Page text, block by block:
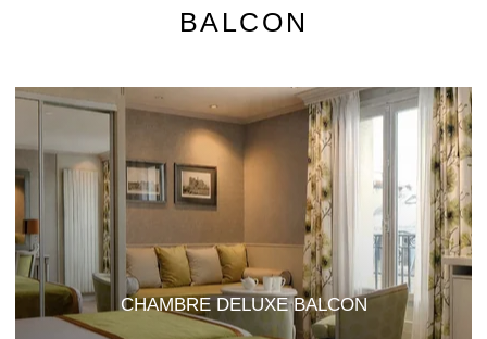
BALCON
CHAMBRE DELUXE BALCON